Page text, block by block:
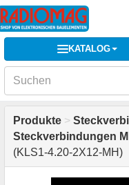
KATALOG
Produkte >
Steckverbindungen
(KLS1-4.20-2X12-MH)